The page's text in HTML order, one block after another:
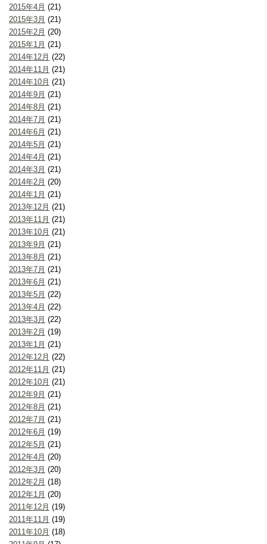
2015年4月 (21)
2015年3月 (21)
2015年2月 (20)
2015年1月 (21)
2014年12月 (22)
2014年11月 (21)
2014年10月 (21)
2014年9月 (21)
2014年8月 (21)
2014年7月 (21)
2014年6月 (21)
2014年5月 (21)
2014年4月 (21)
2014年3月 (21)
2014年2月 (20)
2014年1月 (21)
2013年12月 (21)
2013年11月 (21)
2013年10月 (21)
2013年9月 (21)
2013年8月 (21)
2013年7月 (21)
2013年6月 (21)
2013年5月 (22)
2013年4月 (22)
2013年3月 (22)
2013年2月 (19)
2013年1月 (21)
2012年12月 (22)
2012年11月 (21)
2012年10月 (21)
2012年9月 (21)
2012年8月 (21)
2012年7月 (21)
2012年6月 (19)
2012年5月 (21)
2012年4月 (20)
2012年3月 (20)
2012年2月 (18)
2012年1月 (20)
2011年12月 (19)
2011年11月 (19)
2011年10月 (18)